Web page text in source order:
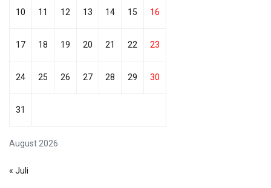
August 2026
10 11 12 13 14 15 16
17 18 19 20 21 22 23
24 25 26 27 28 29 30
31
« Juli